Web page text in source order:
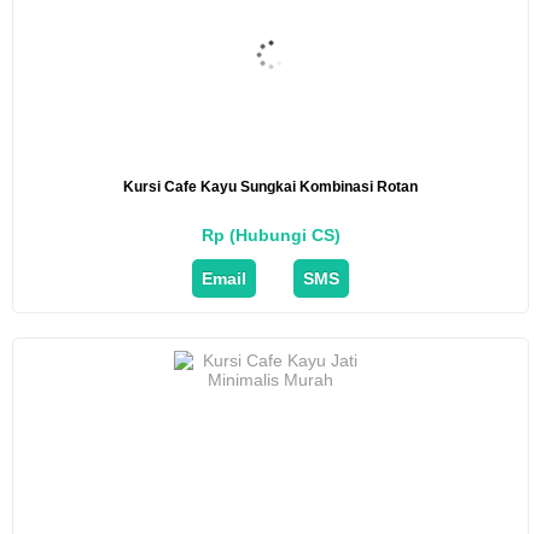
Kursi Cafe Kayu Sungkai Kombinasi Rotan
Rp (Hubungi CS)
Email SMS